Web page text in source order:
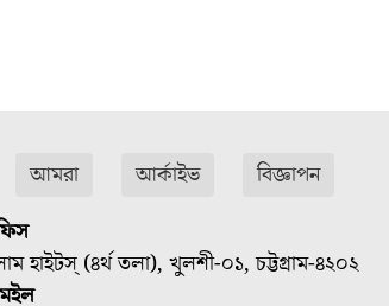
আমরা আর্কাইভ বিজ্ঞাপন
হাইটস্ (৪র্থ তলা), খুলশী-০১, চট্টগ্রাম-৪২০২